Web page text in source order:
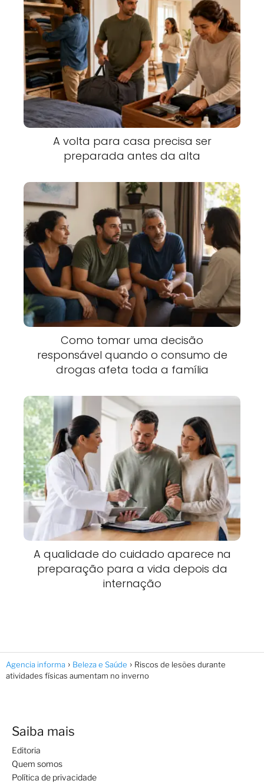
A volta para casa precisa ser
preparada antes da alta
Como tomar uma decisão
responsável quando o consumo de
drogas afeta toda a família
A qualidade do cuidado aparece na
preparação para a vida depois da
internação
Agencia informa Beleza e Saúde
Riscos de lesões durante
atividades físicas aumentam no inverno
Saiba mais
Editoria
Quem somos
Política de privacidade